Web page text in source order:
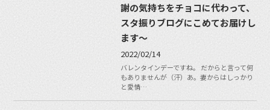
謝の気持ちをチョコに代わって、
スタ振りブログにこめてお届けし
ます〜
2022/02/14
バレンタインデーですね。 だからと言って何
もありませんが（汗）あ。妻からはしっかり
と愛情…